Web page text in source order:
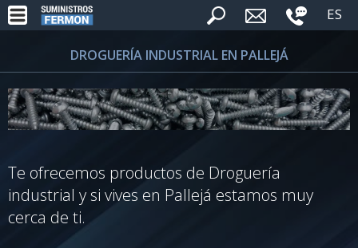
ES
DROGUERÍA INDUSTRIAL EN PALLEJÁ
Te ofrecemos productos de Droguería
industrial y si vives en Pallejá estamos muy
cerca de ti.